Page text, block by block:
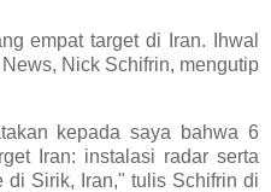
empat target di Iran. Ihwal
Nick Schifrin, mengutip
kepada saya bahwa 6
Iran: instalasi radar serta
di Sirik, Iran," tulis Schifrin di